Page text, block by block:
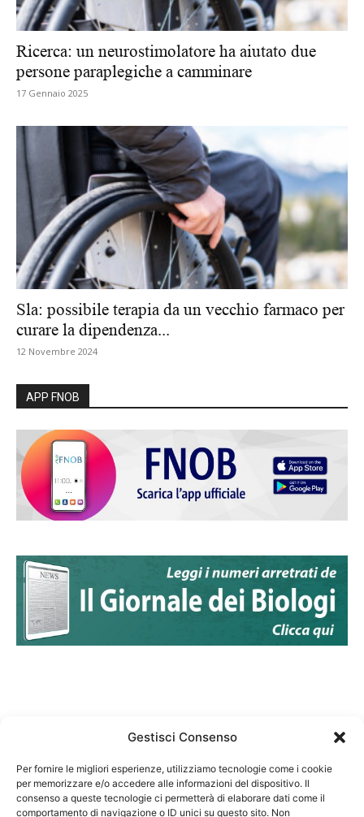
Gestisci Consenso
Per fornire le migliori esperienze, utilizziamo tecnologie come i cookie
per memorizzare e/o accedere alle informazioni del dispositivo. Il
consenso a queste tecnologie ci permetterà di elaborare dati come il
comportamento di navigazione o ID unici su questo sito. Non
Ricerca: un neurostimolatore ha aiutato due
persone paraplegiche a camminare
17 Gennaio 2025
Sla: possibile terapia da un vecchio farmaco per
curare la dipendenza...
12 Novembre 2024
APP FNOB
Federazione Nazionale Degli Ordini dei Biologi:
codice fiscale 80069130583